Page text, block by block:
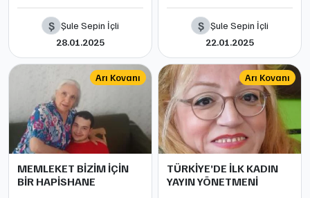
Ş Şule Sepin İçli
28.01.2025
Ş Şule Sepin İçli
22.01.2025
Arı Kovanı
MEMLEKET BİZİM İÇİN
BİR HAPİSHANE
Arı Kovanı
TÜRKİYE’DE İLK KADIN
YAYIN YÖNETMENİ